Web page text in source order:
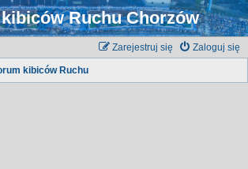
Ruchu Chorzów
Zaloguj się
Zarejestruj się
kibiców Ruchu